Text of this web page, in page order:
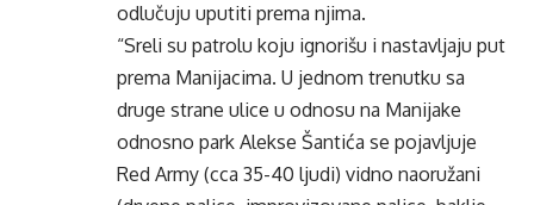
odlučuju uputiti prema njima.
“Sreli su patrolu koju ignorišu i nastavljaju put
prema Manijacima. U jednom trenutku sa
druge strane ulice u odnosu na Manijake
odnosno park Alekse Šantića se pojavljuje
Red Army (cca 35-40 ljudi) vidno naoružani